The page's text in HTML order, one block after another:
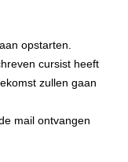
opstarten.
cursist heeft
zullen gaan
mail ontvangen